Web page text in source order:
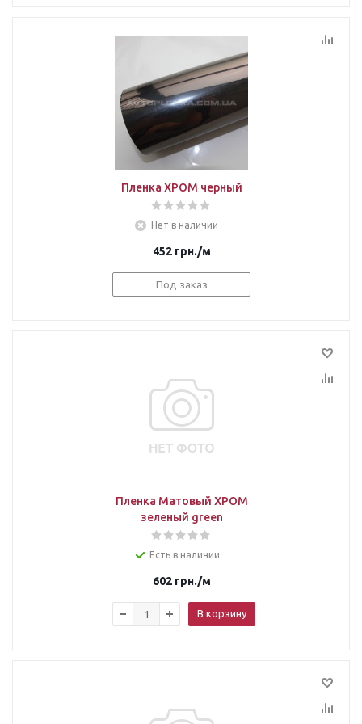
Пленка ХРОМ черный
Нет в наличии
452грн./м
Под заказ
Пленка Матовый ХРОМ
зеленый green
Есть в наличии
602грн./м
В корзину